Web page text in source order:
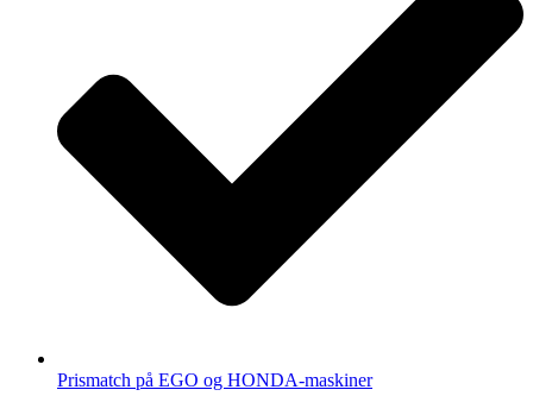
Prismatch på EGO og HONDA-maskiner